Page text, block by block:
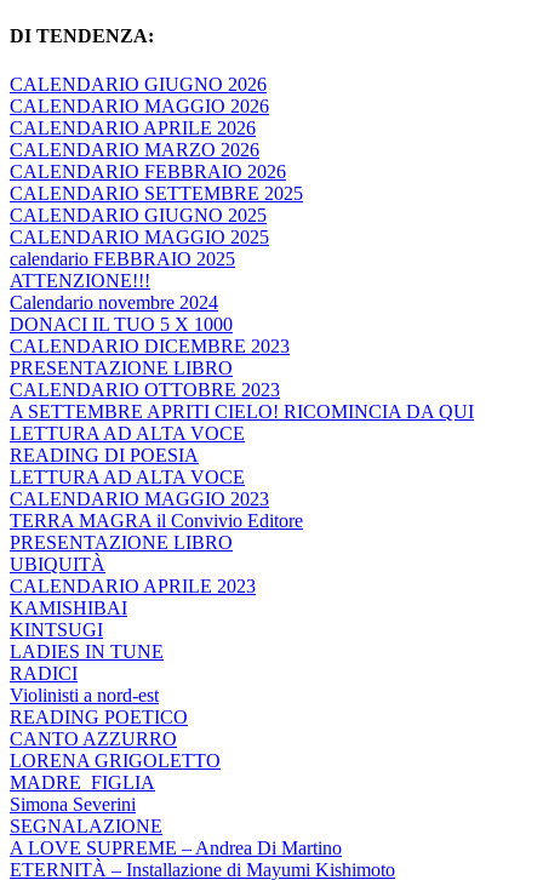
DI TENDENZA:
CALENDARIO GIUGNO 2026
CALENDARIO MAGGIO 2026
CALENDARIO APRILE 2026
CALENDARIO MARZO 2026
CALENDARIO FEBBRAIO 2026
CALENDARIO SETTEMBRE 2025
CALENDARIO GIUGNO 2025
CALENDARIO MAGGIO 2025
calendario FEBBRAIO 2025
ATTENZIONE!!!
Calendario novembre 2024
DONACI IL TUO 5 X 1000
CALENDARIO DICEMBRE 2023
PRESENTAZIONE LIBRO
CALENDARIO OTTOBRE 2023
A SETTEMBRE APRITI CIELO! RICOMINCIA DA QUI
LETTURA AD ALTA VOCE
READING DI POESIA
LETTURA AD ALTA VOCE
CALENDARIO MAGGIO 2023
TERRA MAGRA il Convivio Editore
PRESENTAZIONE LIBRO
UBIQUITÀ
CALENDARIO APRILE 2023
KAMISHIBAI
KINTSUGI
LADIES IN TUNE
RADICI
Violinisti a nord-est
READING POETICO
CANTO AZZURRO
LORENA GRIGOLETTO
MADRE_FIGLIA
Simona Severini
SEGNALAZIONE
A LOVE SUPREME – Andrea Di Martino
ETERNITÀ – Installazione di Mayumi Kishimoto